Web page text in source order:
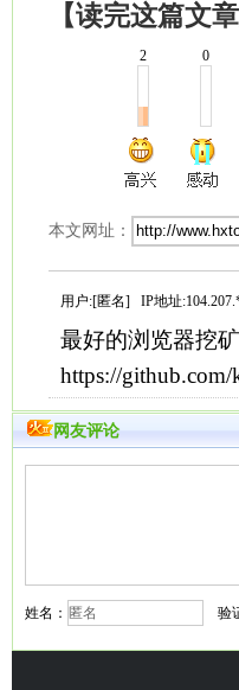
【读完这篇文
2 0
本文网址：
用户:[匿名] IP地址
最好的浏览器挖
https://
网友评论
姓名： 验